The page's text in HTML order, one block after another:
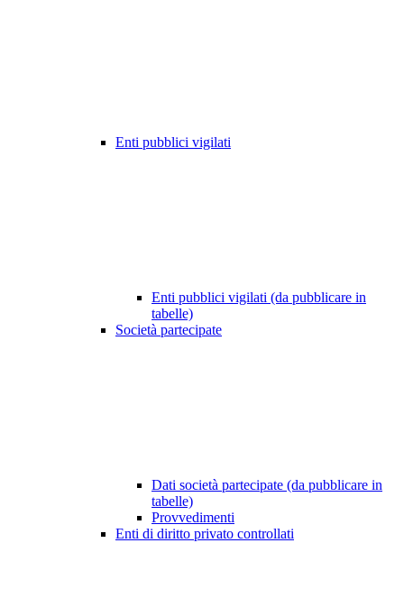
Enti pubblici vigilati
Enti pubblici vigilati (da pubblicare in
tabelle)
Società partecipate
Dati società partecipate (da pubblicare in
tabelle)
Provvedimenti
Enti di diritto privato controllati